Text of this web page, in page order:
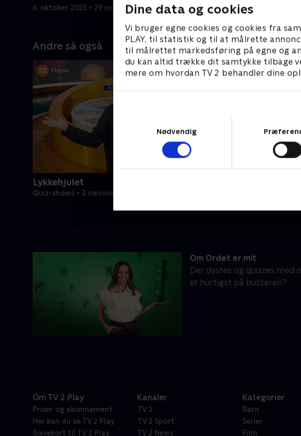
Dine data og cookies
Vi bruger egne cookies og cookies fra
PLAY, til statistik og til at målrette
til målrettet markedsføring på egne og
du kan altid trække dit samtykke tilbage
mere om hvordan TV 2 behandler dine
Nødvendig
hjernen kommer på arbejde.
6. oktober 2025 • 29 min
Andre så også
Lykkehjulet
Quiz-shows • 2 sæsoner
Feltet -
Om Ordet er mit
Der dystes og quizzes med
er hurtigst på buzzeren?
Om TV 2 Play
Priser og abonnement
Her kan du se TV 2 Play
Gavekort til TV 2 Play
Kanaler
TV 2
TV 2 Sport
TV 2 News
Kategorier
Børn
Serier
Film